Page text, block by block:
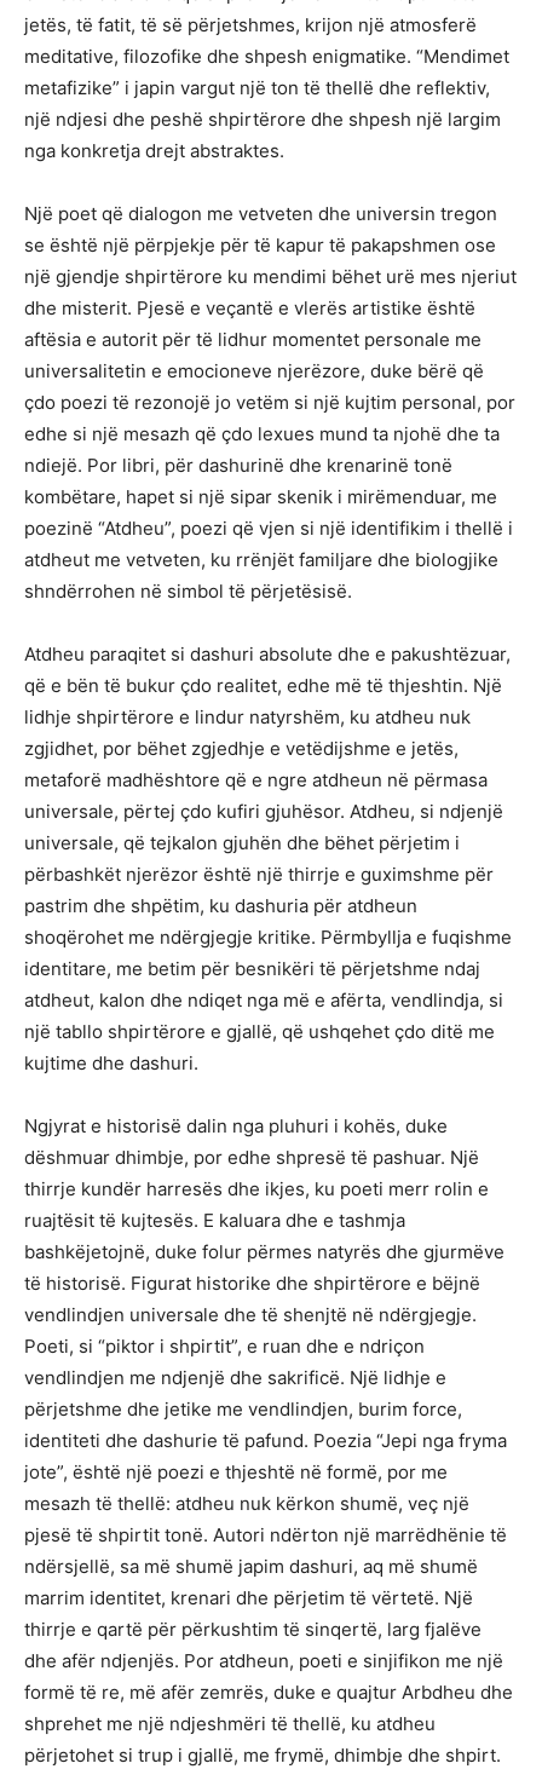
jetës, të fatit, të së përjetshmes, krijon një atmosferë
meditative, filozofike dhe shpesh enigmatike. “Mendimet
metafizike” i japin vargut një ton të thellë dhe reflektiv,
një ndjesi dhe peshë shpirtërore dhe shpesh një largim
nga konkretja drejt abstraktes.
Një poet që dialogon me vetveten dhe universin tregon
se është një përpjekje për të kapur të pakapshmen ose
një gjendje shpirtërore ku mendimi bëhet urë mes njeriut
dhe misterit. Pjesë e veçantë e vlerës artistike është
aftësia e autorit për të lidhur momentet personale me
universalitetin e emocioneve njerëzore, duke bërë që
çdo poezi të rezonojë jo vetëm si një kujtim personal, por
edhe si një mesazh që çdo lexues mund ta njohë dhe ta
ndiejë. Por libri, për dashurinë dhe krenarinë tonë
kombëtare, hapet si një sipar skenik i mirëmenduar, me
poezinë “Atdheu”, poezi që vjen si një identifikim i thellë i
atdheut me vetveten, ku rrënjët familjare dhe biologjike
shndërrohen në simbol të përjetësisë.
Atdheu paraqitet si dashuri absolute dhe e pakushtëzuar,
që e bën të bukur çdo realitet, edhe më të thjeshtin. Një
lidhje shpirtërore e lindur natyrshëm, ku atdheu nuk
zgjidhet, por bëhet zgjedhje e vetëdijshme e jetës,
metaforë madhështore që e ngre atdheun në përmasa
universale, përtej çdo kufiri gjuhësor. Atdheu, si ndjenjë
universale, që tejkalon gjuhën dhe bëhet përjetim i
përbashkët njerëzor është një thirrje e guximshme për
pastrim dhe shpëtim, ku dashuria për atdheun
shoqërohet me ndërgjegje kritike. Përmbyllja e fuqishme
identitare, me betim për besnikëri të përjetshme ndaj
atdheut, kalon dhe ndiqet nga më e afërta, vendlindja, si
një tabllo shpirtërore e gjallë, që ushqehet çdo ditë me
kujtime dhe dashuri.
Ngjyrat e historisë dalin nga pluhuri i kohës, duke
dëshmuar dhimbje, por edhe shpresë të pashuar. Një
thirrje kundër harresës dhe ikjes, ku poeti merr rolin e
ruajtësit të kujtesës. E kaluara dhe e tashmja
bashkëjetojnë, duke folur përmes natyrës dhe gjurmëve
të historisë. Figurat historike dhe shpirtërore e bëjnë
vendlindjen universale dhe të shenjtë në ndërgjegje.
Poeti, si “piktor i shpirtit”, e ruan dhe e ndriçon
vendlindjen me ndjenjë dhe sakrificë. Një lidhje e
përjetshme dhe jetike me vendlindjen, burim force,
identiteti dhe dashurie të pafund. Poezia “Jepi nga fryma
jote”, është një poezi e thjeshtë në formë, por me
mesazh të thellë: atdheu nuk kërkon shumë, veç një
pjesë të shpirtit tonë. Autori ndërton një marrëdhënie të
ndërsjellë, sa më shumë japim dashuri, aq më shumë
marrim identitet, krenari dhe përjetim të vërtetë. Një
thirrje e qartë për përkushtim të sinqertë, larg fjalëve
dhe afër ndjenjës. Por atdheun, poeti e sinjifikon me një
formë të re, më afër zemrës, duke e quajtur Arbdheu dhe
shprehet me një ndjeshmëri të thellë, ku atdheu
përjetohet si trup i gjallë, me frymë, dhimbje dhe shpirt.